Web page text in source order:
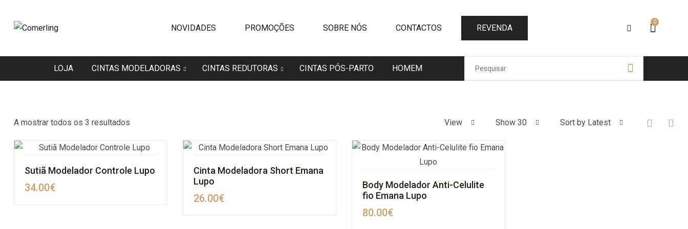
NOVIDADES PROMOÇÕES SOBRE NÓS CONTACTOS REVENDA
0
LOJA CINTAS MODELADORAS CINTAS REDUTORAS CINTAS PÓS-PARTO HOMEM
A mostrar todos os 3 resultados View Show 30 Sort by Latest
Sutiã Modelador Controle Lupo
34.00€
Cinta Modeladora Short Emana
Lupo
26.00€
Body Modelador Anti-Celulite
fio Emana Lupo
80.00€